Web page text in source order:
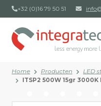
+32 (0)16 79 50 51
Home Producten LED
ITSP2 500W 15gr 3000K